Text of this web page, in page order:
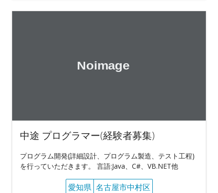
中途 プログラマー(経験者募集)
プログラム開発(詳細設計、プログラム製造、テスト工程)
を行っていただきます。 言語:Java、C#、VB.NET他
愛知県 名古屋市中村区